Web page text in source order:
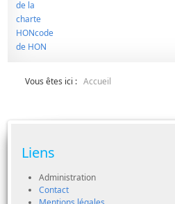
Vous êtes ici : Accueil
Liens
Administration
Contact